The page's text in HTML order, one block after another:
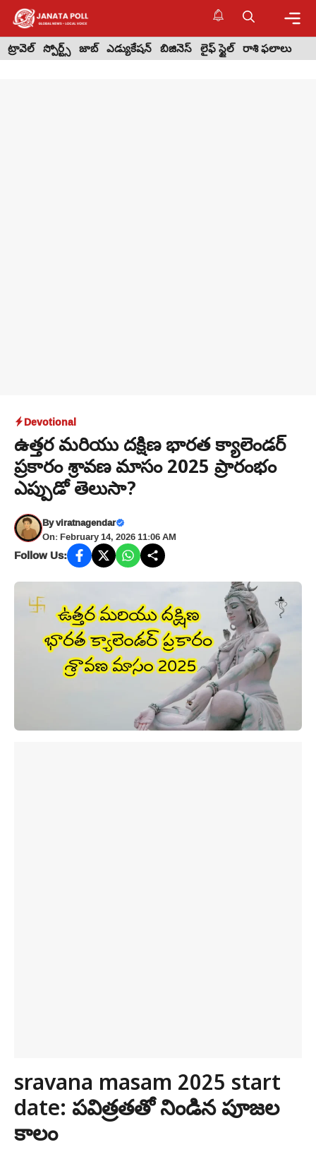
Skip
content
ట్రావెల్ స్పోర్ట్స్ జాబ్ ఎడ్యుకేషన్ బిజినెస్ లైఫ్ స్టైల్ రాశి ఫలాలు
Devotional
ఉత్తర మరియు దక్షిణ భారత క్యాలెండర్‌
ప్రకారం శ్రావణ మాసం 2025 ప్రారంభం
ఎప్పుడో తెలుసా?
Byviratnagendar
On: February 14, 2026 11:06 AM
Follow Us:
sravana masam 2025 start
date: పవిత్రతతో నిండిన పూజల
కాలం